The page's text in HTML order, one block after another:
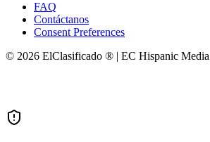
FAQ
Contáctanos
Consent Preferences
© 2026 ElClasificado ® | EC Hispanic Media